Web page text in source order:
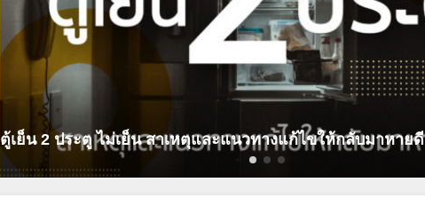
ตู้เย็น 2 ประตู ไม่เย็น สาเหตุและแนวทางแก้ไขให้กลับมาหายดี